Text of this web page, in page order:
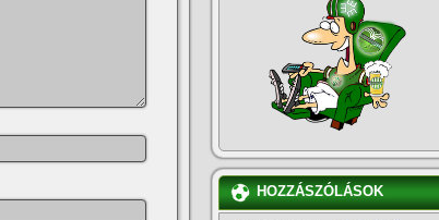
HOZZÁSZÓLÁSOK